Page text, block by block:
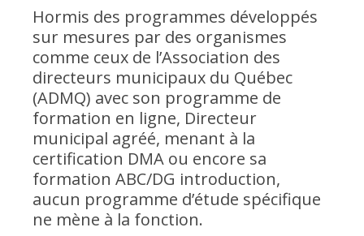
Hormis des programmes développés
sur mesures par des organismes
comme ceux de l’Association des
directeurs municipaux du Québec
(ADMQ) avec son programme de
formation en ligne, Directeur
municipal agréé, menant à la
certification DMA ou encore sa
formation ABC/DG introduction,
aucun programme d’étude spécifique
ne mène à la fonction.